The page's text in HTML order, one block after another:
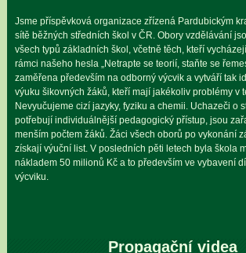
Jsme příspěvková organizace zřízená Pardubickým
sítě běžných středních škol v ČR. Obory vzdělávání
všech typů základních škol, včetně těch, kteří
rámci našeho hesla „Netrapte se teorií, staňte se
zaměřena především na odborný výcvik a vytváří tak
výuku šikovných žáků, kteří mají jakékoliv problémy v
Nevyučujeme cizí jazyky, fyziku a chemii. Uchazeči o
potřebují individuálnější pedagogický přístup, jsou
menším počtem žáků. Žáci všech oborů po vykonání
získají výuční list. V posledních pěti letech byla škola
nákladem 50 milionů Kč a to především ve vybavení
výcviku.
Propagační videa